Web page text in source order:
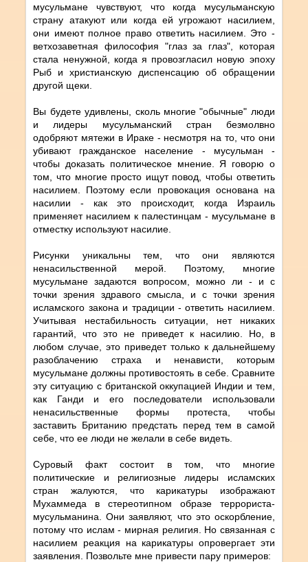
мусульмане чувствуют, что когда мусульманскую
страну атакуют или когда ей угрожают насилием,
они имеют полное право ответить насилием. Это -
ветхозаветная философия "глаз за глаз", которая
стала ненужной, когда я провозгласил новую эпоху
Рыб и христианскую диспенсацию об обращении
другой щеки.
Вы будете удивлены, сколь многие "обычные" люди
и лидеры мусульманский стран безмолвно
одобряют мятежи в Ираке - несмотря на то, что они
убивают гражданское население - мусульман -
чтобы доказать политическое мнение. Я говорю о
том, что многие просто ищут повод, чтобы ответить
насилием. Поэтому если провокация основана на
насилии - как это происходит, когда Израиль
применяет насилием к палестинцам - мусульмане в
отместку используют насилие.
Рисунки уникальны тем, что они являются
ненасильственной мерой. Поэтому, многие
мусульмане задаются вопросом, можно ли - и с
точки зрения здравого смысла, и с точки зрения
исламского закона и традиции - ответить насилием.
Учитывая нестабильность ситуации, нет никаких
гарантий, что это не приведет к насилию. Но, в
любом случае, это приведет только к дальнейшему
разоблачению страха и ненависти, которым
мусульмане должны противостоять в себе. Сравните
эту ситуацию с британской оккупацией Индии и тем,
как Ганди и его последователи использовали
ненасильственные формы протеста, чтобы
заставить Британию предстать перед тем в самой
себе, что ее люди не желали в себе видеть.
Суровый факт состоит в том, что многие
политические и религиозные лидеры исламских
стран жалуются, что карикатуры изображают
Мухаммеда в стереотипном образе террориста-
мусульманина. Они заявляют, что это оскорбление,
потому что ислам - мирная религия. Но связанная с
насилием реакция на карикатуры опровергает эти
заявления. Позвольте мне привести пару примеров: